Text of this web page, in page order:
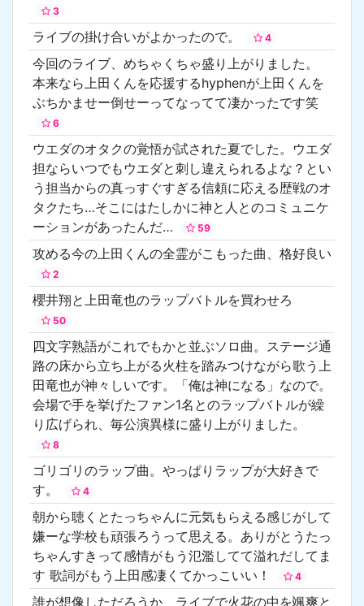
3
ライブの掛け合いがよかったので。 4
今回のライブ、めちゃくちゃ盛り上がりました。
本来なら上田くんを応援するhyphenが上田くんを
ぶちかませー倒せーってなってて凄かったです笑
6
ウエダのオタクの覚悟が試された夏でした。ウエダ
担ならいつでもウエダと刺し違えられるよな？とい
う担当からの真っすぐすぎる信頼に応える歴戦のオ
タクたち…そこにはたしかに神と人とのコミュニケ
ーションがあったんだ…
59
攻める今の上田くんの全霊がこもった曲、格好良い
2
櫻井翔と上田竜也のラップバトルを買わせろ
50
四文字熟語がこれでもかと並ぶソロ曲。ステージ通
路の床から立ち上がる火柱を踏みつけながら歌う上
田竜也が神々しいです。「俺は神になる」なので。
会場で手を挙げたファン1名とのラップバトルが繰
り広げられ、毎公演異様に盛り上がりました。
8
ゴリゴリのラップ曲。やっぱりラップが大好きで
す。
4
朝から聴くとたっちゃんに元気もらえる感じがして
嫌ーな学校も頑張ろうって思える。ありがとうたっ
ちゃんすきって感情がもう氾濫してて溢れだしてま
す 歌詞がもう上田感凄くてかっこいい！
4
誰が想像しただろうか、ライブで火花の中を颯爽と